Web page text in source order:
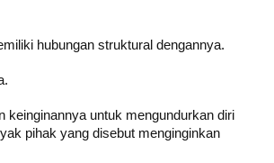
hubungan struktural dengannya.
keinginannya untuk mengundurkan diri
pihak yang disebut menginginkan